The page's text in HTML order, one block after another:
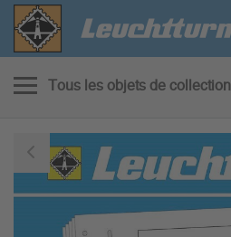
Tous les objets de collection